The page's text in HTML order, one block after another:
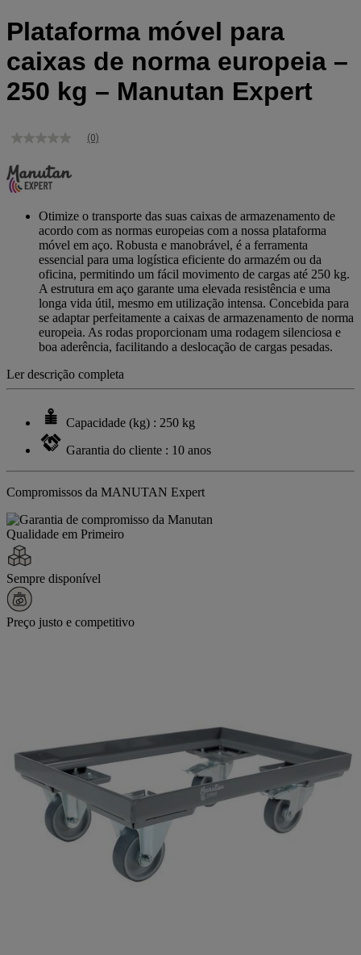
Plataforma móvel para
caixas de norma europeia –
250 kg – Manutan Expert
Sem
de
classificação
Link
mesma
página.
(0)
Otimize o transporte das suas caixas de armazenamento de
acordo com as normas europeias com a nossa plataforma
móvel em aço. Robusta e manobrável, é a ferramenta
essencial para uma logística eficiente do armazém ou da
oficina, permitindo um fácil movimento de cargas até 250 kg.
A estrutura em aço garante uma elevada resistência e uma
longa vida útil, mesmo em utilização intensa. Concebida para
se adaptar perfeitamente a caixas de armazenamento de norma
europeia. As rodas proporcionam uma rodagem silenciosa e
boa aderência, facilitando a deslocação de cargas pesadas.
Ler descrição completa
Capacidade (kg) : 250 kg
Garantia do cliente : 10 anos
Compromissos da MANUTAN Expert
Qualidade em Primeiro
Sempre disponível
Preço justo e competitivo